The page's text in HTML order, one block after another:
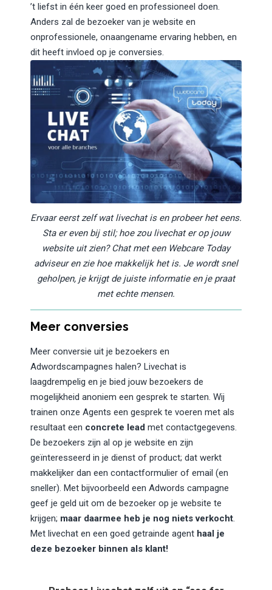
’t liefst in één keer goed en professioneel doen.
Anders zal de bezoeker van je website en
onprofessionele, onaangename ervaring hebben, en
dit heeft invloed op je conversies.
Ervaar eerst zelf wat livechat is en probeer het eens.
Sta er even bij stil; hoe zou livechat er op jouw
website uit zien? Chat met een Webcare Today
adviseur en zie hoe makkelijk het is. Je wordt snel
geholpen, je krijgt de juiste informatie en je praat
met echte mensen.
Meer conversies
Meer conversie uit je bezoekers en
Adwordscampagnes halen? Livechat is
laagdrempelig en je bied jouw bezoekers de
mogelijkheid anoniem een gesprek te starten. Wij
trainen onze Agents een gesprek te voeren met als
resultaat een concrete lead met contactgegevens.
De bezoekers zijn al op je website en zijn
geïnteresseerd in je dienst of product; dat werkt
makkelijker dan een contactformulier of email (en
sneller). Met bijvoorbeeld een Adwords campagne
geef je geld uit om de bezoeker op je website te
krijgen; maar daarmee heb je nog niets verkocht.
Met livechat en een goed getrainde agent haal je
deze bezoeker binnen als klant!